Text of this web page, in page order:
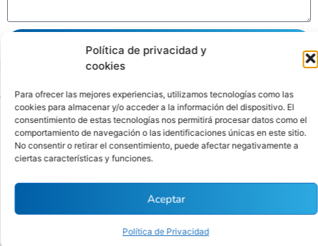
Política de privacidad y
cookies
Para ofrecer las mejores experiencias, utilizamos tecnologías como las
cookies para almacenar y/o acceder a la información del dispositivo. El
consentimiento de estas tecnologías nos permitirá procesar datos como el
comportamiento de navegación o las identificaciones únicas en este sitio.
No consentir o retirar el consentimiento, puede afectar negativamente a
ciertas características y funciones.
Aceptar
Política de Privacidad
Enviar
Ubicación
Calle
Antequera
Nro. 176
Piso Int.
701, San
Contacto
(01) 346
contacto@cytbio.com
de